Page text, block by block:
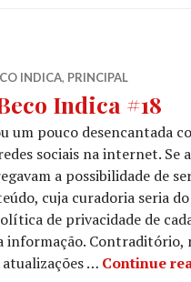
INDICA, PRINCIPAL
Indica #18
um pouco desencantada
sociais na internet. Se
a possibilidade de
cuja curadoria seria
de privacidade de
Contraditório,
atualizações … Continue